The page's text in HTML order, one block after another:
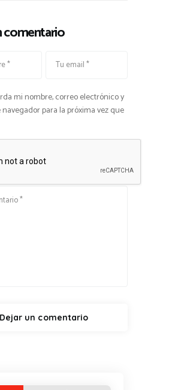
comentario
mi nombre, correo electrónico y
navegador para la próxima vez que